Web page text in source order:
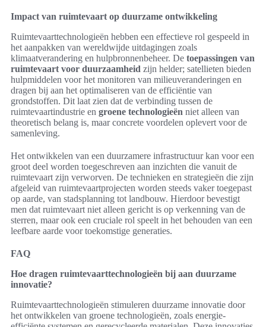
Impact van ruimtevaart op duurzame ontwikkeling
Ruimtevaarttechnologieën hebben een effectieve rol gespeeld in
het aanpakken van wereldwijde uitdagingen zoals
klimaatverandering en hulpbronnenbeheer. De toepassingen van
ruimtevaart voor duurzaamheid zijn helder; satellieten bieden
hulpmiddelen voor het monitoren van milieuveranderingen en
dragen bij aan het optimaliseren van de efficiëntie van
grondstoffen. Dit laat zien dat de verbinding tussen de
ruimtevaartindustrie en groene technologieën niet alleen van
theoretisch belang is, maar concrete voordelen oplevert voor de
samenleving.
Het ontwikkelen van een duurzamere infrastructuur kan voor een
groot deel worden toegeschreven aan inzichten die vanuit de
ruimtevaart zijn verworven. De technieken en strategieën die zijn
afgeleid van ruimtevaartprojecten worden steeds vaker toegepast
op aarde, van stadsplanning tot landbouw. Hierdoor bevestigt
men dat ruimtevaart niet alleen gericht is op verkenning van de
sterren, maar ook een cruciale rol speelt in het behouden van een
leefbare aarde voor toekomstige generaties.
FAQ
Hoe dragen ruimtevaarttechnologieën bij aan duurzame
innovatie?
Ruimtevaarttechnologieën stimuleren duurzame innovatie door
het ontwikkelen van groene technologieën, zoals energie-